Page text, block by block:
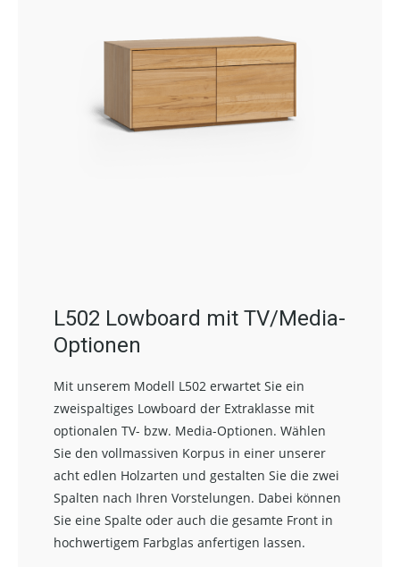
L502 Lowboard mit TV/Media-
Optionen
Mit unserem Modell L502 erwartet Sie ein
zweispaltiges Lowboard der Extraklasse mit
optionalen TV- bzw. Media-Optionen. Wählen
Sie den vollmassiven Korpus in einer unserer
acht edlen Holzarten und gestalten Sie die zwei
Spalten nach Ihren Vorstelungen. Dabei können
Sie eine Spalte oder auch die gesamte Front in
hochwertigem Farbglas anfertigen lassen.